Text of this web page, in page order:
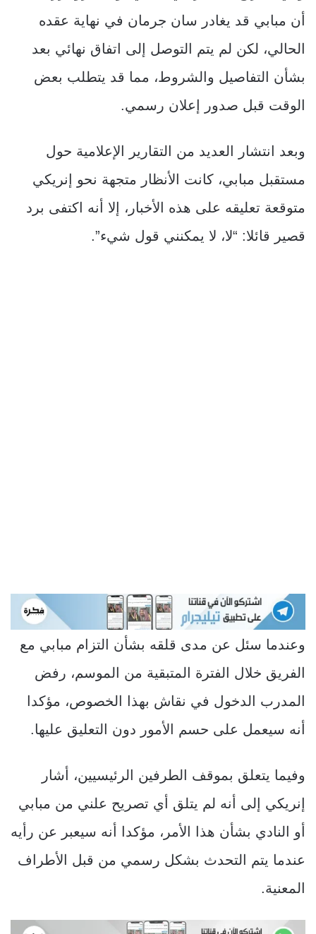
أن مبابي قد يغادر سان جرمان في نهاية عقده
الحالي، لكن لم يتم التوصل إلى اتفاق نهائي بعد
بشأن التفاصيل والشروط، مما قد يتطلب بعض
الوقت قبل صدور إعلان رسمي.
وبعد انتشار العديد من التقارير الإعلامية حول
مستقبل مبابي، كانت الأنظار متجهة نحو إنريكي
متوقعة تعليقه على هذه الأخبار، إلا أنه اكتفى برد
قصير قائلا: “لا، لا يمكنني قول شيء”.
وعندما سئل عن مدى قلقه بشأن التزام مبابي مع
الفريق خلال الفترة المتبقية من الموسم، رفض
المدرب الدخول في نقاش بهذا الخصوص، مؤكدا
أنه سيعمل على حسم الأمور دون التعليق عليها.
وفيما يتعلق بموقف الطرفين الرئيسيين، أشار
إنريكي إلى أنه لم يتلق أي تصريح علني من مبابي
أو النادي بشأن هذا الأمر، مؤكدا أنه سيعبر عن رأيه
عندما يتم التحدث بشكل رسمي من قبل الأطراف
المعنية.